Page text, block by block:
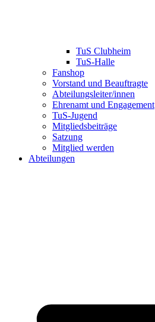
TuS Clubheim
TuS-Halle
Fanshop
Vorstand und Beauftragte
Abteilungsleiter/innen
Ehrenamt und Engagement
TuS-Jugend
Mitgliedsbeiträge
Satzung
Mitglied werden
Abteilungen